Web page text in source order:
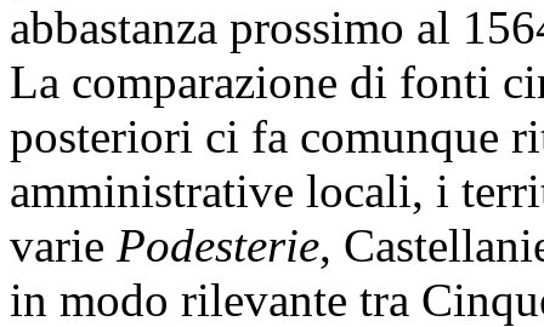
abbastanza prossimo al
La comparazione di fonti
posteriori ci fa comunque
amministrative locali, i
varie Podesterie,
in modo rilevante tra